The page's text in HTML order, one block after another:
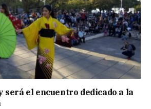
será el encuentro dedicado a la